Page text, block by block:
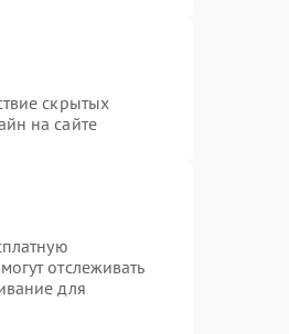
скрытых
на сайте
отслеживать
для